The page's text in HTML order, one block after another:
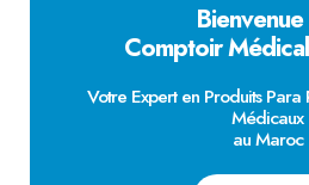
Comptoir
Votre Expert en Produits Para
Médicaux
au Maroc